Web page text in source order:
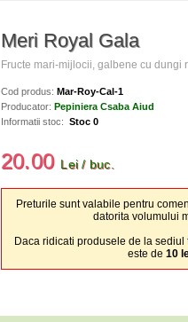
Meri Royal Gala
Fructe mari-mijlocii, galbene cu dungi
Cod produs: Mar-Roy-Cal-1
Producator: Pepiniera Csaba Aiud
Informatii stoc: Stoc 0
20.00 Lei / buc.
Preturile sunt valabile pentru
datorita volumului
Daca ridicati produsele de la
este de 10